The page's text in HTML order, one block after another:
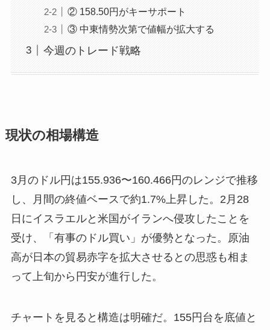
② 158.50円がキーサポート
③ 中東情勢次第で値幅が拡大する
今週のトレード戦略
現状の相場構造
3月のドル円は155.936〜160.466円のレンジで推移
し、月間の終値ベースで約1.7%上昇した。2月28
日にイスラエルと米国がイランへ侵攻したことを
受け、「有事のドル買い」が優勢となった。原油
高が日本の貿易赤字を拡大させるとの思惑も相ま
って上旬から円安が進行した。
チャートを見ると構造は明確だ。155円台を底値と